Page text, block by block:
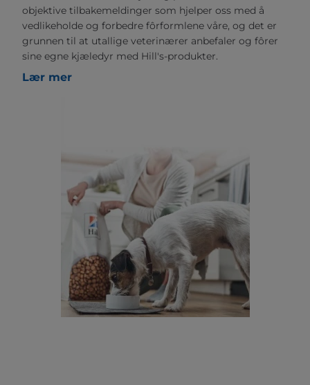
objektive tilbakemeldinger som hjelper oss med å
vedlikeholde og forbedre fôrformlene våre, og det er
grunnen til at utallige veterinærer anbefaler og fôrer
sine egne kjæledyr med Hill's-produkter.
Lær mer